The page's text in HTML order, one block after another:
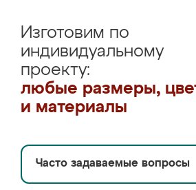
Изготовим по
индивидуальному
проекту:
любые размеры,
и материалы
Часто задаваемые вопросы